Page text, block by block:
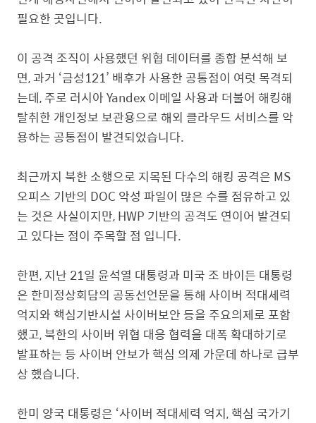
필요한 곳입니다.
이 공격 조직이 사용했던 위협 데이터를 종합 분석해 보
면, 과거 ‘금성121’ 배후가 사용한 공통점이 여럿 목격되
는데, 주로 러시아 Yandex 이메일 사용과 더불어 해킹해
탈취한 개인정보 보관용으로 해외 클라우드 서비스를 악
용하는 공통점이 발견되었습니다.
최근까지 북한 소행으로 지목된 다수의 해킹 공격은 MS
오피스 기반의 DOC 악성 파일이 많은 수를 점유하고 있
는 것은 사실이지만, HWP 기반의 공격도 연이어 발견되
고 있다는 점이 주목할 점 입니다.
한편, 지난 21일 윤석열 대통령과 미국 조 바이든 대통령
은 한미정상회담의 공동선언문을 통해 사이버 적대세력
억지와 핵심기반시설 사이버보안 등을 주요의제로 포함
했고, 북한의 사이버 위협 대응 협력을 대폭 확대하기로
발표하는 등 사이버 안보가 핵심 의제 가운데 하나로 급부
상 했습니다.
한미 양국 대통령은 ‘사이버 적대세력 억지, 핵심 국가기